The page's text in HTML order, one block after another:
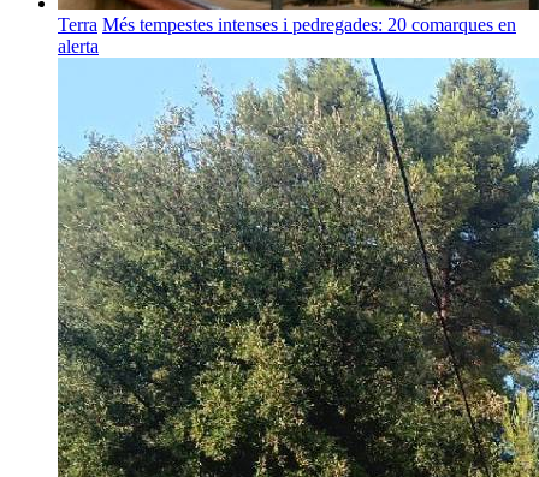
Terra Més tempestes intenses i pedregades: 20 comarques en
alerta